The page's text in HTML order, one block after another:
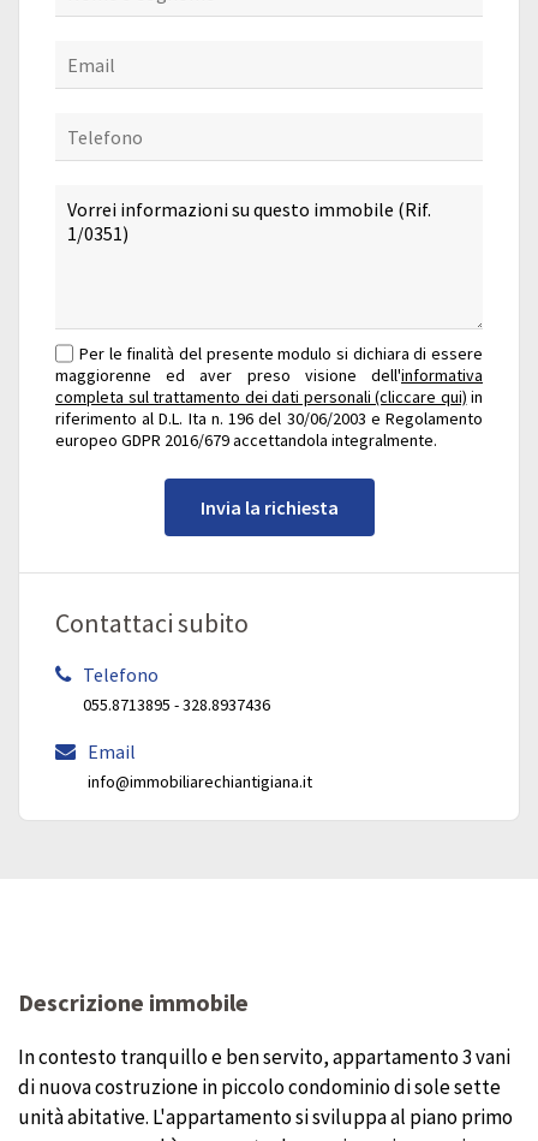
Per le finalità del presente modulo si dichiara di essere
maggiorenne ed aver preso visione dell'informativa
completa sul trattamento dei dati personali (cliccare qui) in
riferimento al D.L. Ita n. 196 del 30/06/2003 e Regolamento
europeo GDPR 2016/679 accettandola integralmente.
Invia la richiesta
Contattaci subito
Telefono
055.8713895 - 328.8937436
Email
info@immobiliarechiantigiana.it
Descrizione immobile
In contesto tranquillo e ben servito, appartamento 3 vani
di nuova costruzione in piccolo condominio di sole sette
unità abitative. L'appartamento si sviluppa al piano primo